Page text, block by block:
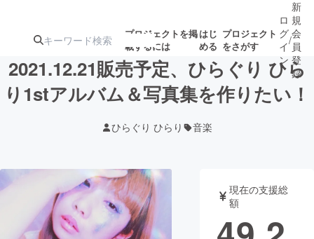
プロジェクトを掲
載するには
はじ
める
プロジェクト
をさがす
ジェクト
募集終了が近いプ
ロジェクト
アート・写真 音楽
テクノロジー・ガジェット ゲーム・
ロ
グ
イ
ン
/
新
規
会
員
登
録
2021.12.21販売予定、ひらぐり ひら
り1stアルバム＆写真集を作りたい！
ひらぐり ひらり 音楽
現在の支援総
額